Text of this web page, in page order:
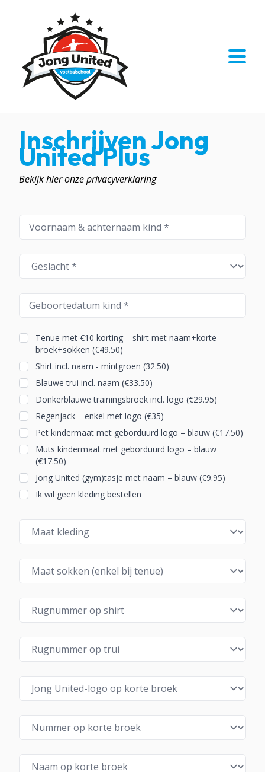
Inschrijven Jong
United Plus
Bekijk hier onze privacyverklaring
Tenue met €10 korting = shirt met naam+korte
broek+sokken (€49.50)
Shirt incl. naam - mintgroen (32.50)
Blauwe trui incl. naam (€33.50)
Donkerblauwe trainingsbroek incl. logo (€29.95)
Regenjack – enkel met logo (€35)
Pet kindermaat met geborduurd logo – blauw (€17.50)
Muts kindermaat met geborduurd logo – blauw
(€17.50)
Jong United (gym)tasje met naam – blauw (€9.95)
Ik wil geen kleding bestellen